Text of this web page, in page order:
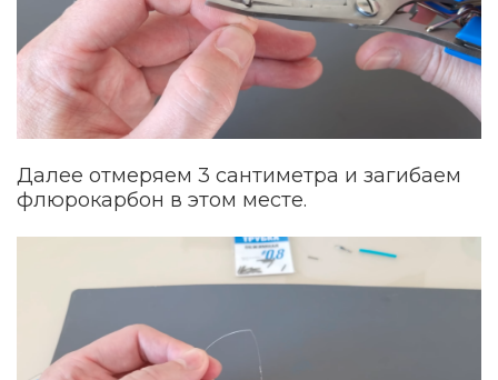
Далее отмеряем 3 сантиметра и загибаем
флюрокарбон в этом месте.